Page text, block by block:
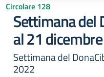
Circolare 128
Settimana del
al 21
Settimana del
2022